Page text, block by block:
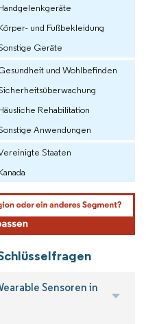
und Fußbekleidung
Geräte
und Wohlbefinden
Rehabilitation
Anwendungen
Staaten
Sensoren in